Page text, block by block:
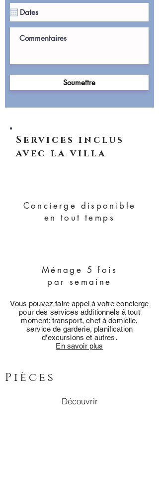
Soumettre
Services inclus
avec la villa
Concierge disponible
en tout temps
Ménage 5 fois
par semaine
Vous pouvez faire appel à votre concierge
pour des services additionnels à tout
moment: transport, chef à domicile,
service de garderie, planification
d'excursions et autres.
En savoir plus
Pièces
Découvrir